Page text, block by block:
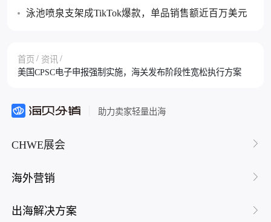
启用
泳池喷泉支架成TikTok爆款，单品销售额近百万美元
首页 / 资讯 /
美国CPSC电子申报强制实施，海关发布阶段性宽松执行方案
助力卖家轻量出海
CHWE展会
海外营销
出海解决方案